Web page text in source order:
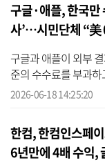
구글·애플, 한국만
사’…시민단체 “
낮춰라”
구글과 애플이 외부
준의 수수료를 부과
결제 환경 조성을 촉
2026-06-18 14:25:20
한컴, 한컴인스페
6년만에 4배 수익,